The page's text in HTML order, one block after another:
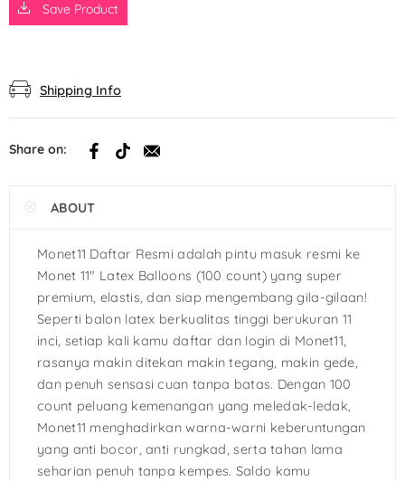
Save Product
Shipping Info
Share on:
ABOUT
Monet11 Daftar Resmi adalah pintu masuk resmi ke
Monet 11″ Latex Balloons (100 count) yang super
premium, elastis, dan siap mengembang gila-gilaan!
Seperti balon latex berkualitas tinggi berukuran 11
inci, setiap kali kamu daftar dan login di Monet11,
rasanya makin ditekan makin tegang, makin gede,
dan penuh sensasi cuan tanpa batas. Dengan 100
count peluang kemenangan yang meledak-ledak,
Monet11 menghadirkan warna-warni keberuntungan
yang anti bocor, anti rungkad, serta tahan lama
seharian penuh tanpa kempes. Saldo kamu